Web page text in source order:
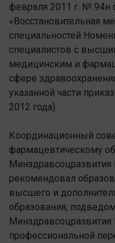
февраля 2011 г. № 94н
«Восстановительная
специальностей
специалистов с
медицинским и
сфере
указанной части
2012 года).
Координационный
фармацевтическому
Минздравсоцразвития
рекомендовал
высшего и
образования,
профессиональной